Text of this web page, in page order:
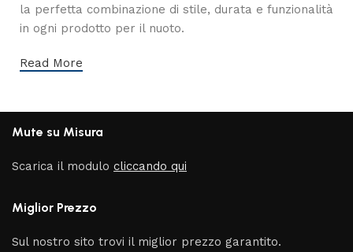
la perfetta combinazione di stile, durata e funzionalità
in ogni prodotto per il nuoto.
Read More
Mute su Misura
Scarica il modulocliccando qui
Miglior Prezzo
Sul nostro sito trovi il miglior prezzo garantito.